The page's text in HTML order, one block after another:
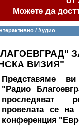
Можете да
/ Аудио
ВИЗИЯ"
Представяме
"Радио
проследяват
провелата се
конференция